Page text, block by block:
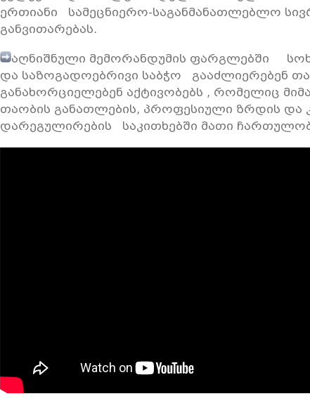
ერთიანი სამეცნიერო-საგანმანათლებლო
განვითარებას.
აღნიშნული მემორანდუმის ფარგლებში
და საზოგადოებრივი საბჭო გააძლიერებენ
განახორციელებენ აქტივობებს , რომელიც
თაობის განათლების, პროფესიული ზრდის და
დარეგულირების საკითხებში მათი